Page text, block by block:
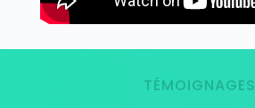
TÉMOIGNAGES